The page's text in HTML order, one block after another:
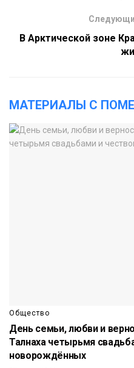
В Арктической зоне
МАТЕРИАЛЫ С
Общество
День семьи, любви и
Талнаха четырьмя
новорождённых